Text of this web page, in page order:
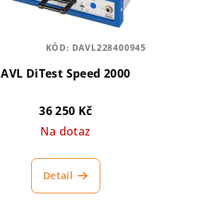
AVL DiTest Speed 2000
36 250 Kč
Na dotaz
Detail
KÓD: DAVL228400945